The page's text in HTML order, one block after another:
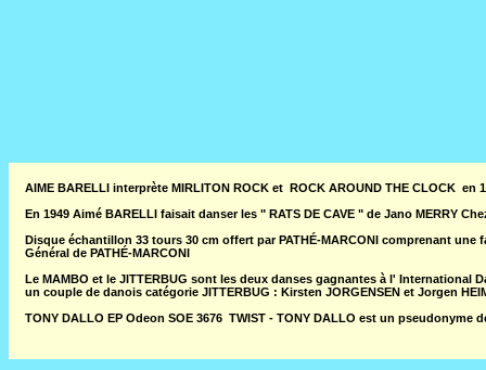
AIME BARELLI interprète MIRLITON ROCK et ROCK AROUND THE CLOCK en
En 1949 Aimé BARELLI faisait danser les " RATS DE CAVE " de Jano MERRY
Disque échantillon 33 tours 30 cm offert par PATHÉ-MARCONI comprenant une
Général de PATHÉ-MARCONI
Le MAMBO et le JITTERBUG sont les deux danses gagnantes à l' International
un couple de danois catégorie JITTERBUG : Kirsten JORGENSEN et Jorgen
TONY DALLO EP Odeon SOE 3676 TWIST - TONY DALLO est un pseudonyme